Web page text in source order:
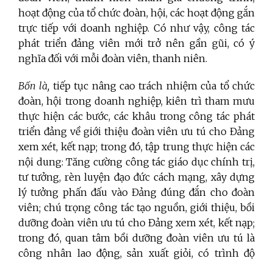
hoạt động của tổ chức đoàn, hội, các hoạt động gắn
trực tiếp với doanh nghiệp. Có như vậy, công tác
phát triển đảng viên mới trở nên gần gũi, có ý
nghĩa đối với mỗi đoàn viên, thanh niên.
Bốn là, tiếp tục nâng cao trách nhiệm của tổ chức
đoàn, hội trong doanh nghiệp, kiên trì tham mưu
thực hiện các bước, các khâu trong công tác phát
triển đảng về giới thiệu đoàn viên ưu tú cho Đảng
xem xét, kết nạp; trong đó, tập trung thực hiện các
nội dung: Tăng cường công tác giáo dục chính trị,
tư tưởng, rèn luyện đạo đức cách mạng, xây dựng
lý tưởng phấn đấu vào Đảng đúng đắn cho đoàn
viên; chú trọng công tác tạo nguồn, giới thiệu, bồi
dưỡng đoàn viên ưu tú cho Đảng xem xét, kết nạp;
trong đó, quan tâm bồi dưỡng đoàn viên ưu tú là
công nhân lao động, sản xuất giỏi, có trình độ